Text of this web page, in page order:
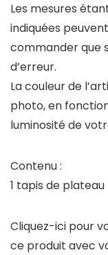
Les mesures
indiquées
commander que
d’erreur.
La couleur de
photo, en
luminosité de
Contenu :
1 tapis de plateau
Cliquez-ici pour
ce produit avec